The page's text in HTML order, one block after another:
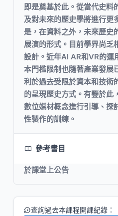
即是奠基於此。從當代史料
及對未來的歷史學將進行更
是，在資料之外，未來歷史
展演的形式。目前學界尚乏
設計。近年AI AR和VR的運
本門檻限制也隨著產業發展
利於過去受限於資本和技術
的呈現歷史方式。有鑒於此
數位媒材概念進行引導、探
性製作的訓練。
參考書目
於課堂上公告
查詢過去本課程開課紀錄：